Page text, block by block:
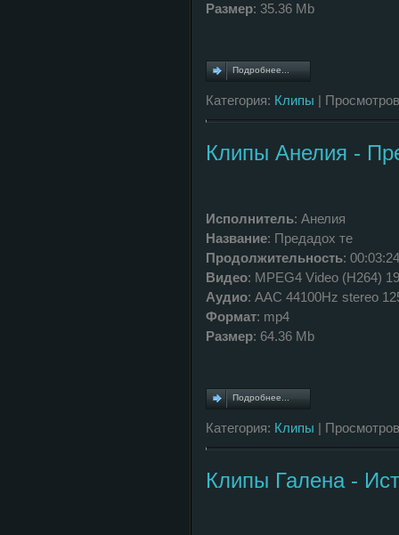
Размер: 35.36 Mb
Подробнее...
Категория: Клипы |
Клипы Анелия -
Исполнитель: Анелия
Название: Предадох те
Продолжительность: 00:03:24
Видео: MPEG4 Video (H264)
Аудио: AAC 44100Hz stereo
Формат: mp4
Размер: 64.36 Mb
Подробнее...
Категория: Клипы |
Клипы Галена -